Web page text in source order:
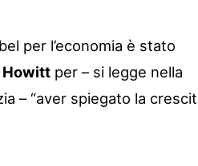
per l’economia è stato
Howitt per – si legge nella
– “aver spiegato la